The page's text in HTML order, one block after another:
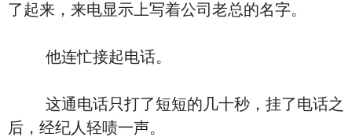
了起来，来电显示上写着公司老总的名字。
他连忙接起电话。
这通电话只打了短短的几十秒，挂了电话之
后，经纪人轻啧一声。